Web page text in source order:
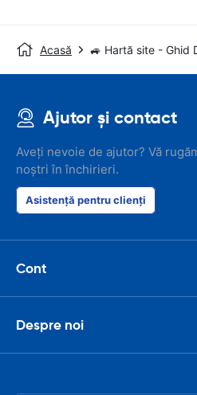
Acasă 🚙 Hartă site - Ghid
Ajutor și contact
Aveți nevoie de ajutor? Vă
noștri în închirieri.
Asistență pentru clienți
Cont
Despre noi